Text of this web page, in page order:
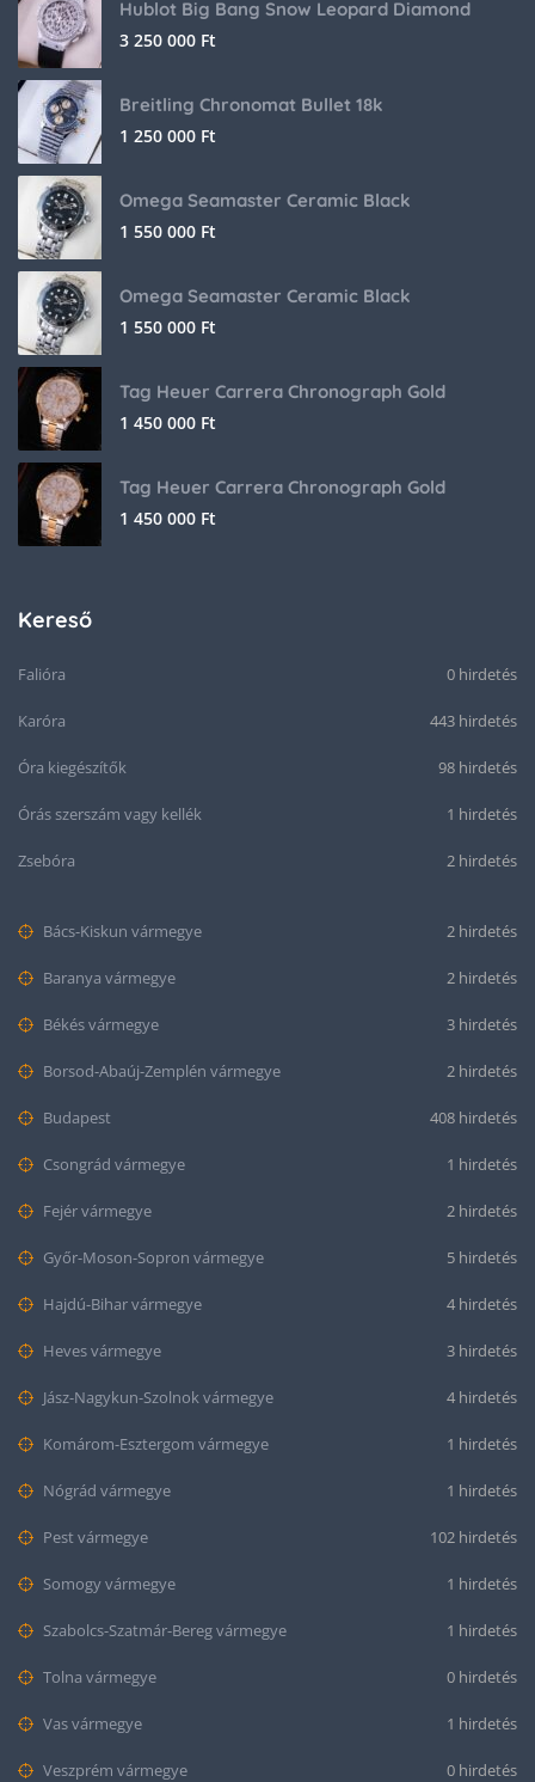
Hublot Big Bang Snow Leopard Diamond
3 250 000 Ft
Breitling Chronomat Bullet 18k
1 250 000 Ft
Omega Seamaster Ceramic Black
1 550 000 Ft
Omega Seamaster Ceramic Black
1 550 000 Ft
Tag Heuer Carrera Chronograph Gold
1 450 000 Ft
Tag Heuer Carrera Chronograph Gold
1 450 000 Ft
Kereső
Falióra 0 hirdetés
Karóra 443 hirdetés
Óra kiegészítők 98 hirdetés
Órás szerszám vagy kellék 1 hirdetés
Zsebóra 2 hirdetés
Bács-Kiskun vármegye 2 hirdetés
Baranya vármegye 2 hirdetés
Békés vármegye 3 hirdetés
Borsod-Abaúj-Zemplén vármegye 2 hirdetés
Budapest 408 hirdetés
Csongrád vármegye 1 hirdetés
Fejér vármegye 2 hirdetés
Győr-Moson-Sopron vármegye 5 hirdetés
Hajdú-Bihar vármegye 4 hirdetés
Heves vármegye 3 hirdetés
Jász-Nagykun-Szolnok vármegye 4 hirdetés
Komárom-Esztergom vármegye 1 hirdetés
Nógrád vármegye 1 hirdetés
Pest vármegye 102 hirdetés
Somogy vármegye 1 hirdetés
Szabolcs-Szatmár-Bereg vármegye 1 hirdetés
Tolna vármegye 0 hirdetés
Vas vármegye 1 hirdetés
Veszprém vármegye 0 hirdetés